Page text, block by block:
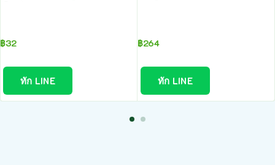
฿32
ทัก LINE
฿264
ทัก LINE